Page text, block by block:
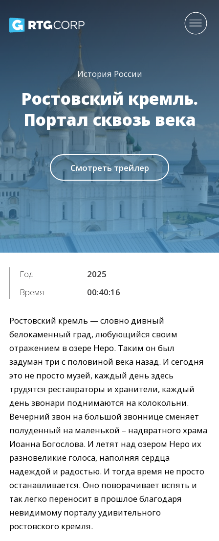
История России
Ростовский кремль.
Портал сквозь века
Смотреть трейлер
Год
2025
Время
00:40:16
Ростовский кремль — словно дивный
белокаменный град, любующийся своим
отражением в озере Неро. Таким он был
задуман три с половиной века назад. И сегодня
это не просто музей, каждый день здесь
трудятся реставраторы и хранители, каждый
день звонари поднимаются на колокольни.
Вечерний звон на большой звоннице сменяет
полуденный на маленькой – надвратного храма
Иоанна Богослова. И летят над озером Неро их
разновеликие голоса, наполняя сердца
надеждой и радостью. И тогда время не просто
останавливается. Оно поворачивает вспять и
так легко переносит в прошлое благодаря
невидимому порталу удивительного
ростовского кремля.